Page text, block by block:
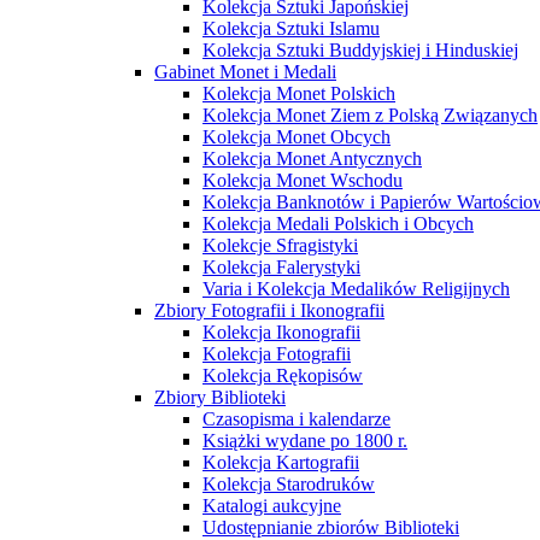
Kolekcja Sztuki Japońskiej
Kolekcja Sztuki Islamu
Kolekcja Sztuki Buddyjskiej i Hinduskiej
Gabinet Monet i Medali
Kolekcja Monet Polskich
Kolekcja Monet Ziem z Polską Związanych
Kolekcja Monet Obcych
Kolekcja Monet Antycznych
Kolekcja Monet Wschodu
Kolekcja Banknotów i Papierów
Kolekcja Medali Polskich i Obcych
Kolekcje Sfragistyki
Kolekcja Falerystyki
Varia i Kolekcja Medalików Religijnych
Zbiory Fotografii i Ikonografii
Kolekcja Ikonografii
Kolekcja Fotografii
Kolekcja Rękopisów
Zbiory Biblioteki
Czasopisma i kalendarze
Książki wydane po 1800 r.
Kolekcja Kartografii
Kolekcja Starodruków
Katalogi aukcyjne
Udostępnianie zbiorów Biblioteki